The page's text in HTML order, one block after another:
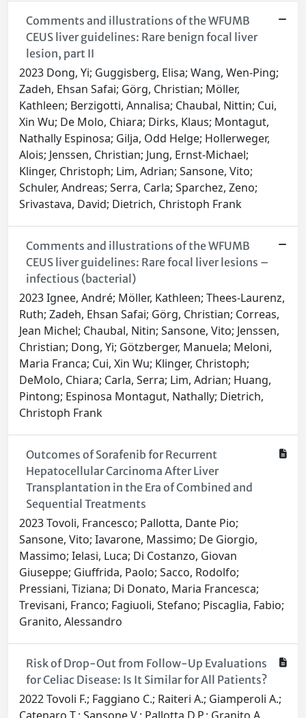
Comments and illustrations of the WFUMB
CEUS liver guidelines: Rare benign focal liver
lesion, part II
2023 Dong, Yi; Guggisberg, Elisa; Wang, Wen-Ping;
Zadeh, Ehsan Safai; Görg, Christian; Möller,
Kathleen; Berzigotti, Annalisa; Chaubal, Nittin; Cui,
Xin Wu; De Molo, Chiara; Dirks, Klaus; Montagut,
Nathally Espinosa; Gilja, Odd Helge; Hollerweger,
Alois; Jenssen, Christian; Jung, Ernst-Michael;
Klinger, Christoph; Lim, Adrian; Sansone, Vito;
Schuler, Andreas; Serra, Carla; Sparchez, Zeno;
Srivastava, David; Dietrich, Christoph Frank
Comments and illustrations of the WFUMB
CEUS liver guidelines: Rare focal liver lesions –
infectious (bacterial)
2023 Ignee, André; Möller, Kathleen; Thees-Laurenz,
Ruth; Zadeh, Ehsan Safai; Görg, Christian; Correas,
Jean Michel; Chaubal, Nitin; Sansone, Vito; Jenssen,
Christian; Dong, Yi; Götzberger, Manuela; Meloni,
Maria Franca; Cui, Xin Wu; Klinger, Christoph;
DeMolo, Chiara; Carla, Serra; Lim, Adrian; Huang,
Pintong; Espinosa Montagut, Nathally; Dietrich,
Christoph Frank
Outcomes of Sorafenib for Recurrent
Hepatocellular Carcinoma After Liver
Transplantation in the Era of Combined and
Sequential Treatments
2023 Tovoli, Francesco; Pallotta, Dante Pio;
Sansone, Vito; Iavarone, Massimo; De Giorgio,
Massimo; Ielasi, Luca; Di Costanzo, Giovan
Giuseppe; Giuffrida, Paolo; Sacco, Rodolfo;
Pressiani, Tiziana; Di Donato, Maria Francesca;
Trevisani, Franco; Fagiuoli, Stefano; Piscaglia, Fabio;
Granito, Alessandro
Risk of Drop-Out from Follow-Up Evaluations
for Celiac Disease: Is It Similar for All Patients?
2022 Tovoli F.; Faggiano C.; Raiteri A.; Giamperoli A.;